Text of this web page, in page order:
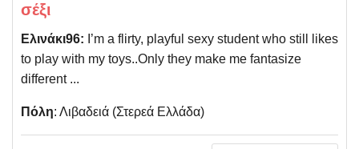
σέξι
Ελινάκι96: I’m a flirty, playful sexy student who still likes
to play with my toys..Only they make me fantasize
different ...
Πόλη: Λιβαδειά (Στερεά Ελλάδα)